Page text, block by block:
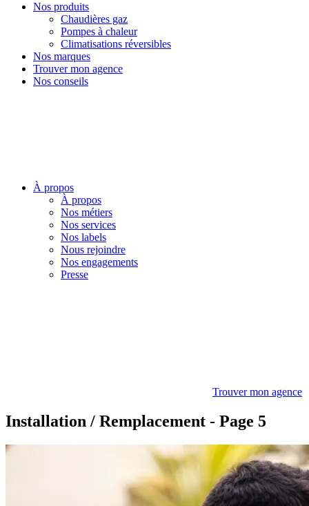
Nos produits
Chaudières gaz
Pompes à chaleur
Climatisations réversibles
Nos marques
Trouver mon agence
Nos conseils
À propos
À propos
Nos métiers
Nos services
Nos labels
Nous rejoindre
Nos engagements
Presse
Trouver mon agence
Installation / Remplacement - Page 5